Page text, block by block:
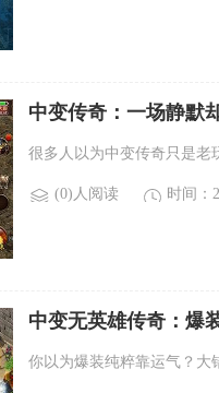
中变传奇：一场静默
很多人以为中变传奇只是老
(0)人阅读 时间：
中变无英雄传奇：爆
你以为爆装纯粹靠运气？大